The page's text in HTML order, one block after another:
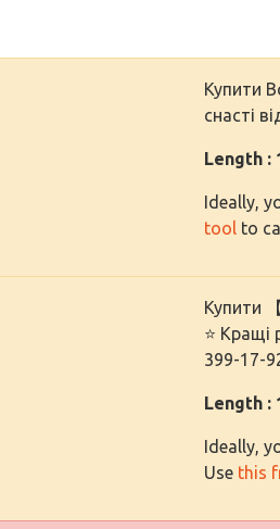
Купити
снасті
Length :
Ideally,
tool to
Купити
⭐ Кращі
399-17-
Length :
Ideally,
Use this